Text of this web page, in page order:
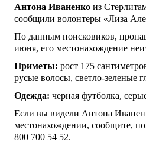
Антона Иваненко из
сообщили волонтеры «Лиза
По данным поисковиков,
июня, его местонахождение
Приметы: рост 175
русые волосы, светло-зеленые
Одежда: черная футболка,
Если вы видели Антона
местонахождении, сообщите,
800 700 54 52.